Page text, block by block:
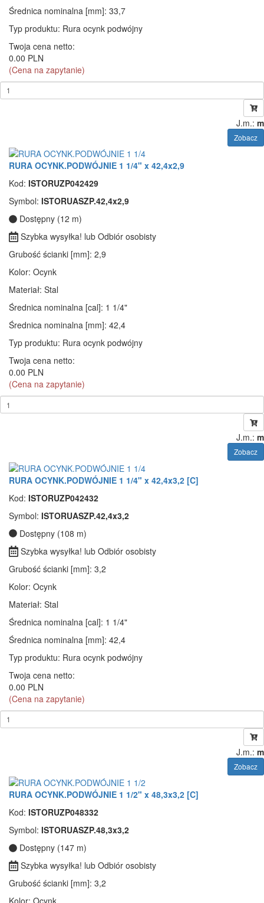
Średnica nominalna [mm]: 33,7
Typ produktu: Rura ocynk podwójny
Twoja cena netto:
0.00 PLN
(Cena na zapytanie)
J.m.: m
Zobacz
RURA OCYNK.PODWÓJNIE 1 1/4" x 42,4x2,9
Kod: ISTORUZP042429
Symbol: ISTORUASZP.42,4x2,9
Dostępny (12 m)
Szybka wysyłka! lub Odbiór osobisty
Grubość ścianki [mm]: 2,9
Kolor: Ocynk
Materiał: Stal
Średnica nominalna [cal]: 1 1/4"
Średnica nominalna [mm]: 42,4
Typ produktu: Rura ocynk podwójny
Twoja cena netto:
0.00 PLN
(Cena na zapytanie)
J.m.: m
Zobacz
RURA OCYNK.PODWÓJNIE 1 1/4" x 42,4x3,2 [C]
Kod: ISTORUZP042432
Symbol: ISTORUASZP.42,4x3,2
Dostępny (108 m)
Szybka wysyłka! lub Odbiór osobisty
Grubość ścianki [mm]: 3,2
Kolor: Ocynk
Materiał: Stal
Średnica nominalna [cal]: 1 1/4"
Średnica nominalna [mm]: 42,4
Typ produktu: Rura ocynk podwójny
Twoja cena netto:
0.00 PLN
(Cena na zapytanie)
J.m.: m
Zobacz
RURA OCYNK.PODWÓJNIE 1 1/2" x 48,3x3,2 [C]
Kod: ISTORUZP048332
Symbol: ISTORUASZP.48,3x3,2
Dostępny (147 m)
Szybka wysyłka! lub Odbiór osobisty
Grubość ścianki [mm]: 3,2